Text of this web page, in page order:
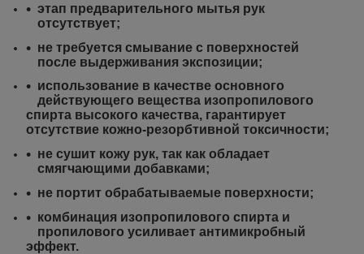
этап предварительного мытья рук
отсутствует;
не требуется смывание с поверхностей
после выдерживания экспозиции;
использование в качестве основного
действующего вещества изопропилового
спирта высокого качества, гарантирует
отсутствие кожно-резорбтивной токсичности;
не сушит кожу рук, так как обладает
смягчающими добавками;
не портит обрабатываемые поверхности;
комбинация изопропилового спирта и
пропилового усиливает антимикробный
эффект.